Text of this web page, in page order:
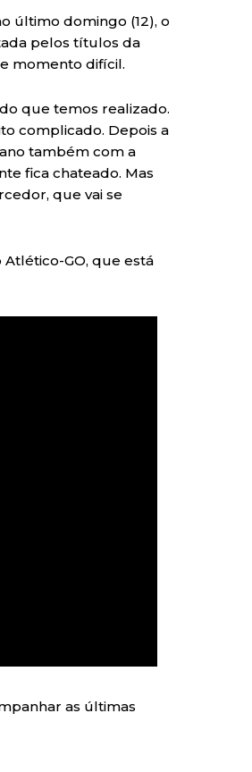
último domingo (12), o
pelos títulos da
momento difícil.
que temos realizado.
complicado. Depois a
também com a
fica chateado. Mas
que vai se
Atlético-GO, que está
as últimas